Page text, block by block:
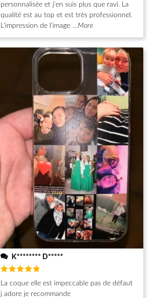
personnalisée et j'en suis plus que ravi. La
qualité est au top et est très professionnel.
L'impression de l'image ...More
K******** D*****
Note
sur 5
La coque elle est impeccable pas de défaut
j adore je recommande